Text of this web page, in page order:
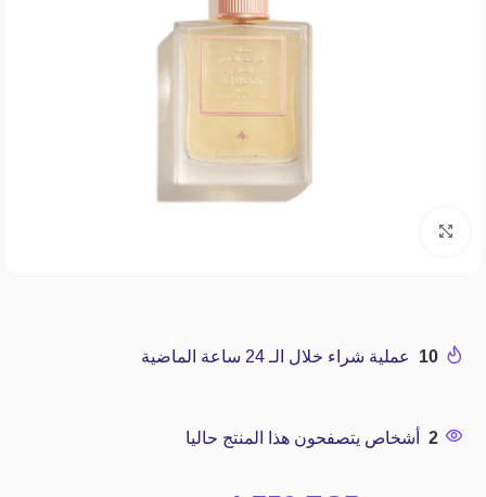
10 عملية شراء خلال الـ 24 ساعة الماضية
2 أشخاص يتصفحون هذا المنتج حاليا